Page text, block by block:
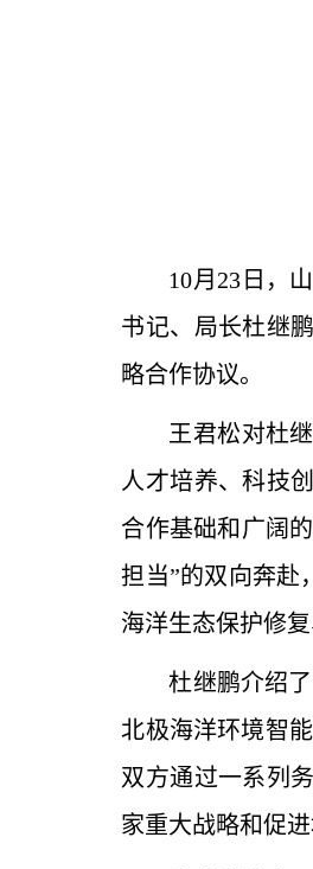
10月23日，
书记、局长杜继
略合作协议。
王君松对杜
人才培养、科技
合作基础和广阔
担当”的双向奔赴
海洋生态保护修
杜继鹏介绍
北极海洋环境智
双方通过一系列
家重大战略和促